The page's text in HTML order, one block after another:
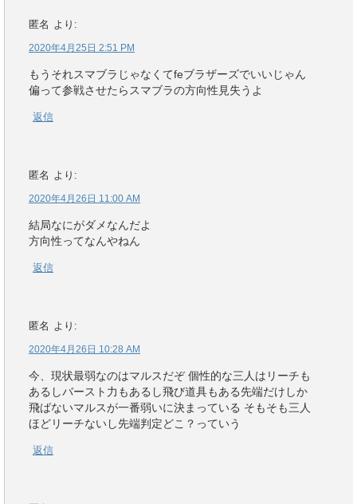
匿名 より:
2020年4月25日 2:51 PM
もうそれスマブラじゃなくてfeブラザーズでいいじゃん
偏って参戦させたらスマブラの方向性見失うよ
返信
匿名 より:
2020年4月26日 11:00 AM
結局なにがダメなんだよ
方向性ってなんやねん
返信
匿名 より:
2020年4月26日 10:28 AM
今、現状最弱なのはマルスだぞ 個性的な三人はリーチも
あるしバースト力もあるし飛び道具もある先端だけしか
飛ばないマルスが一番弱いに決まっている そもそも三人
ほどリーチないし先端判定どこ？っていう
返信